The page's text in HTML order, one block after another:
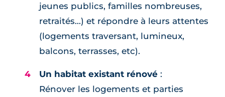
jeunes publics, familles nombreuses,
retraités...) et répondre à leurs attentes
(logements traversant, lumineux,
balcons, terrasses, etc).
Un habitat existant rénové :
Rénover les logements et parties